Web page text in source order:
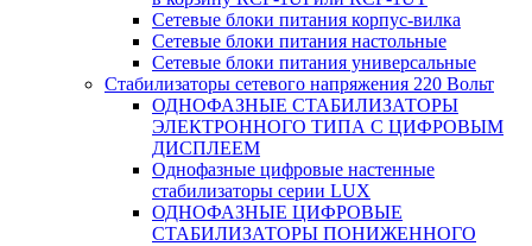
Сетевые блоки питания корпус-вилка
Сетевые блоки питания настольные
Сетевые блоки питания универсальные
Стабилизаторы сетевого напряжения 220 Вольт
ОДНОФАЗНЫЕ СТАБИЛИЗАТОРЫ
ЭЛЕКТРОННОГО ТИПА С ЦИФРОВЫМ
ДИСПЛЕЕМ
Однофазные цифровые настенные
стабилизаторы серии LUX
ОДНОФАЗНЫЕ ЦИФРОВЫЕ
СТАБИЛИЗАТОРЫ ПОНИЖЕННОГО